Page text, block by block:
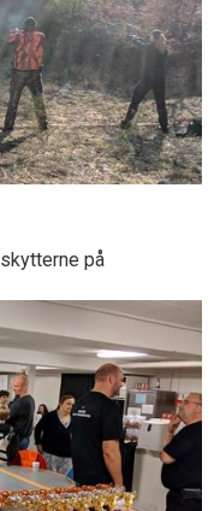
på